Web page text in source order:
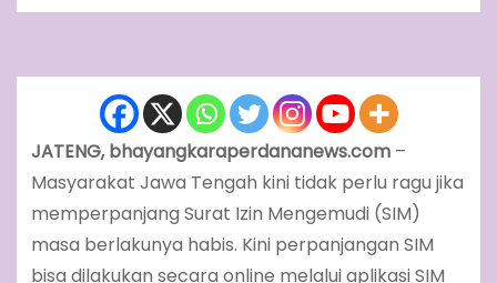
JATENG, bhayangkaraperdananews.com–
Masyarakat Jawa Tengah kini tidak perlu ragu jika
memperpanjang Surat Izin Mengemudi (SIM)
masa berlakunya habis. Kini perpanjangan SIM
bisa dilakukan secara online melalui aplikasi SIM